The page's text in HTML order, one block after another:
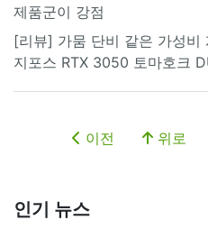
제품군이 강점
[리뷰] 가뭄 단비 같은 가성비
지포스 RTX 3050 토마호크
이전 위로
인기 뉴스